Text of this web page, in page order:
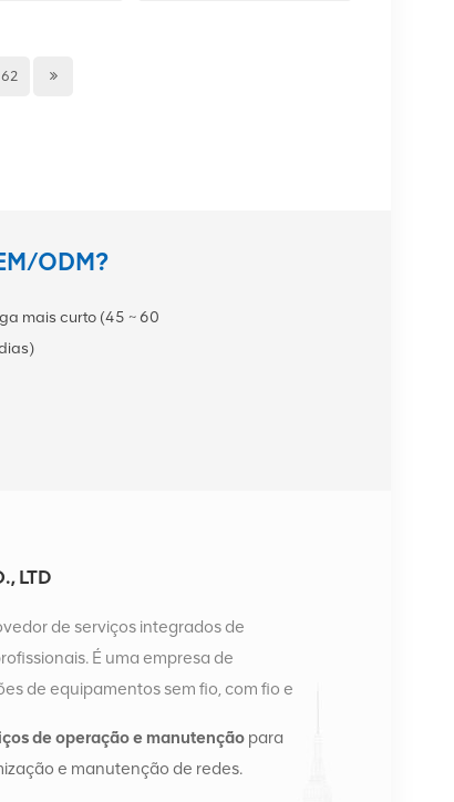
62
ODM?
mais curto (45 ~ 60
LTD
de serviços integrados de
É uma empresa de
de equipamentos sem fio, com fio e
Kong. Em 2016, montamos uma sede
China. Com sede na China, realizamos
de operação e manutençãopara
e manutenção de redes.